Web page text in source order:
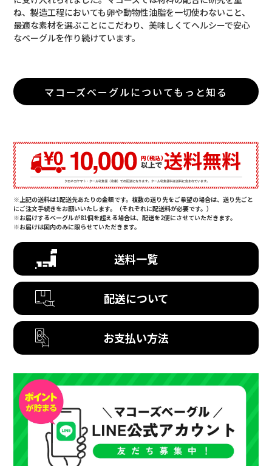
ね、製造工程においても卵や動物性油脂を一切使わないこと、
最適な素材を選ぶことにこだわり、美味しくてヘルシーで安心
なベーグルを作り続けています。
マコーズベーグルについてもっと知る
※上記の送料は1配送先あたりの金額です。複数の送り先をご希望の場合は、送り先ごと
にご注文手続きをお願いいたします。（それぞれに配送料が必要です。）
※お届けするベーグルが81個を超える場合は、配送を2便にさせていただきます。
※お届けは国内のみに限らせていただきます。
送料一覧
配送について
お支払い方法